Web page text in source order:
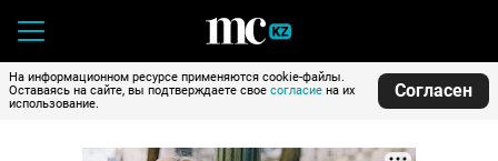
На информационном ресурсе применяются cookie-файлы.
Оставаясь на сайте, вы подтверждаете свое согласие на их
использование.
Согласен